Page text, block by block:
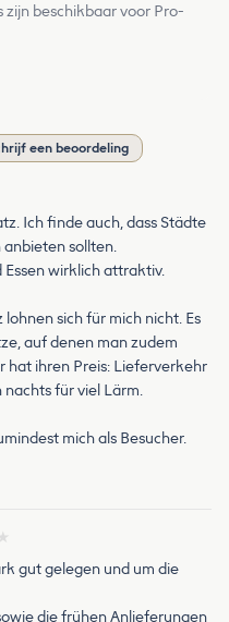
beschikbaar voor Pro-
een beoordeling
Ich finde auch, dass Städte
sollten.
wirklich attraktiv.
sich für mich nicht. Es
auf denen man zudem
hat ihren Preis: Lieferverkehr
für viel Lärm.
mich als Besucher.
★
gut gelegen und um die
die frühen Anlieferungen